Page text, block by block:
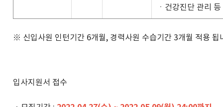
ㆍ건강진단 관리 등
※ 신입사원 인턴기간 6개월, 경력사원 수습기간 3개월 적용 됩
입사지원서 접수